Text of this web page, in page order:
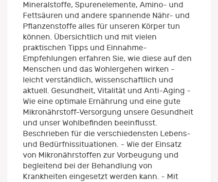
Mineralstoffe, Spurenelemente, Amino- und
Fettsäuren und andere spannende Nähr- und
Pflanzenstoffe alles für unseren Körper tun
können. Übersichtlich und mit vielen
praktischen Tipps und Einnahme-
Empfehlungen erfahren Sie, wie diese auf den
Menschen und das Wohlergehen wirken -
leicht verständlich, wissenschaftlich und
aktuell. Gesundheit, Vitalität und Anti-Aging -
Wie eine optimale Ernährung und eine gute
Mikronährstoff-Versorgung unsere Gesundheit
und unser Wohlbefinden beeinflusst.
Beschrieben für die verschiedensten Lebens-
und Bedürfnissituationen. - Wie der Einsatz
von Mikronährstoffen zur Vorbeugung und
begleitend bei der Behandlung von
Krankheiten eingesetzt werden kann. - Mit